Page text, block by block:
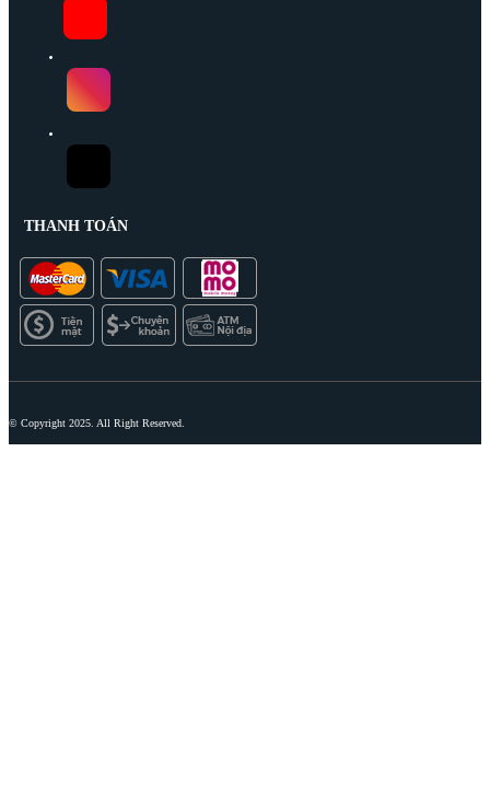
THANH TOÁN
© Copyright 2025. All Right Reserved.